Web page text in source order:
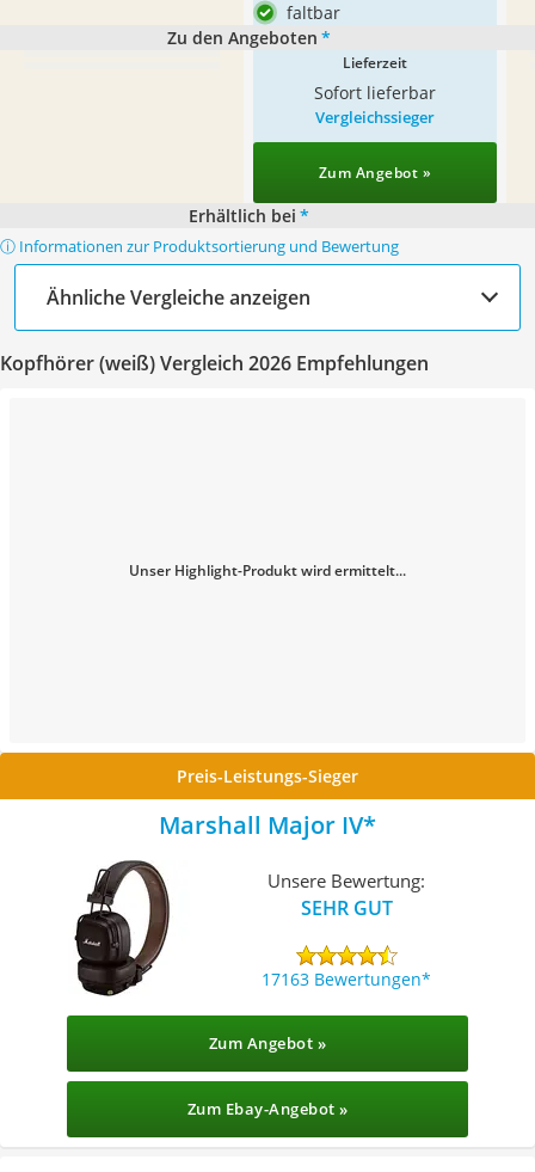
faltbar
Zu den Angeboten *
Lieferzeit
Sofort lieferbar
Vergleichssieger
Zum Angebot »
Erhältlich bei *
ⓘ Informationen zur Produktsortierung und Bewertung
Ähnliche Vergleiche anzeigen
Kopfhörer (weiß) Vergleich 2026 Empfehlungen
Unser Highlight-Produkt wird ermittelt...
Preis-Leistungs-Sieger
Marshall Major IV
Unsere Bewertung:
SEHR GUT
17163 Bewertungen
Zum Angebot »
Zum Ebay-Angebot »